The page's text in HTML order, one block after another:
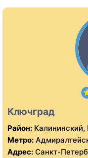
Ключград
Район: Калининский,
Метро:
Адрес: Санкт-